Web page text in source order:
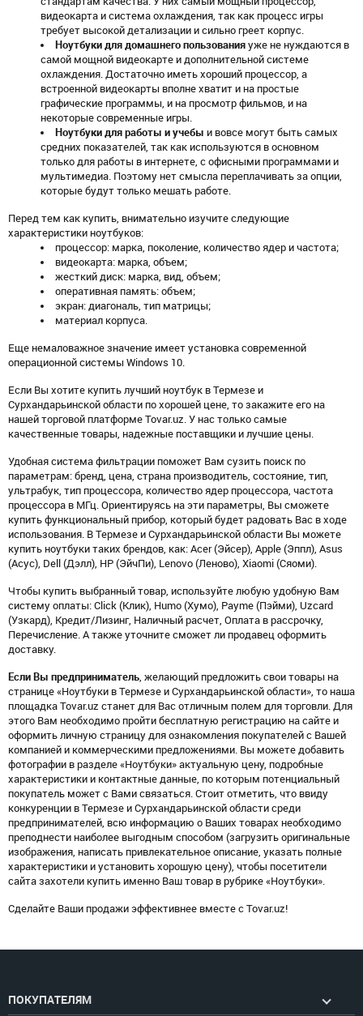
видеокарта и система охлаждения, так как процесс игры
требует высокой детализации и сильно греет корпус.
Ноутбуки для домашнего пользования уже не нуждаются в
самой мощной видеокарте и дополнительной системе
охлаждения. Достаточно иметь хороший процессор, а
встроенной видеокарты вполне хватит и на простые
графические программы, и на просмотр фильмов, и на
некоторые современные игры.
Ноутбуки для работы и учебы и вовсе могут быть самых
средних показателей, так как используются в основном
только для работы в интернете, с офисными программами и
мультимедиа. Поэтому нет смысла переплачивать за опции,
которые будут только мешать работе.
Перед тем как купить, внимательно изучите следующие
характеристики ноутбуков:
процессор: марка, поколение, количество ядер и частота;
видеокарта: марка, объем;
жесткий диск: марка, вид, объем;
оперативная память: объем;
экран: диагональ, тип матрицы;
материал корпуса.
Еще немаловажное значение имеет установка современной
операционной системы Windows 10.
Если Вы хотите купить лучший ноутбук в Термезе и
Сурхандарьинской области по хорошей цене, то закажите его на
нашей торговой платформе Tovar.uz. У нас только самые
качественные товары, надежные поставщики и лучшие цены.
Удобная система фильтрации поможет Вам сузить поиск по
параметрам: бренд, цена, страна производитель, состояние, тип,
ультрабук, тип процессора, количество ядер процессора, частота
процессора в МГц. Ориентируясь на эти параметры, Вы сможете
купить функциональный прибор, который будет радовать Вас в ходе
использования. В Термезе и Сурхандарьинской области Вы можете
купить ноутбуки таких брендов, как: Acer (Эйсер), Apple (Эппл), Asus
(Асус), Dell (Дэлл), HP (ЭйчПи), Lenovo (Леново), Xiaomi (Сяоми).
Чтобы купить выбранный товар, используйте любую удобную Вам
систему оплаты: Click (Клик), Humo (Хумо), Payme (Пэйми), Uzcard
(Узкард), Кредит/Лизинг, Наличный расчет, Оплата в рассрочку,
Перечисление. А также уточните сможет ли продавец оформить
доставку.
Если Вы предприниматель, желающий предложить свои товары на
странице «Ноутбуки в Термезе и Сурхандарьинской области», то наша
площадка Tovar.uz станет для Вас отличным полем для торговли. Для
этого Вам необходимо пройти бесплатную регистрацию на сайте и
оформить личную страницу для ознакомления покупателей с Вашей
компанией и коммерческими предложениями. Вы можете добавить
фотографии в разделе «Ноутбуки» актуальную цену, подробные
характеристики и контактные данные, по которым потенциальный
покупатель может с Вами связаться. Стоит отметить, что ввиду
конкуренции в Термезе и Сурхандарьинской области среди
предпринимателей, всю информацию о Ваших товарах необходимо
преподнести наиболее выгодным способом (загрузить оригинальные
изображения, написать привлекательное описание, указать полные
характеристики и установить хорошую цену), чтобы посетители
сайта захотели купить именно Ваш товар в рубрике «Ноутбуки».
Сделайте Ваши продажи эффективнее вместе с Tovar.uz!
ПОКУПАТЕЛЯМ